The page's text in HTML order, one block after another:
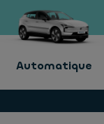
Automatique